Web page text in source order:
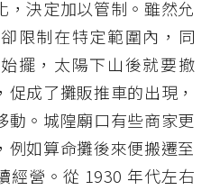
，決定加以管制。雖然允
限制在特定範圍內，同
擺，太陽下山後就要撤
成了攤販推車的出現，
動。城隍廟口有些商家更
例如算命攤後來便搬遷至
經營。從 1930 年代左右